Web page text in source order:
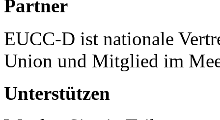
Partner
EUCC-D ist nationale
Union und Mitglied im
Unterstützen